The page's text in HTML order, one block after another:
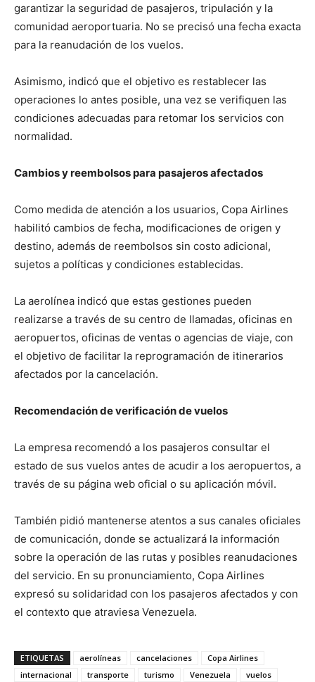
garantizar la seguridad de pasajeros, tripulación y la
comunidad aeroportuaria. No se precisó una fecha exacta
para la reanudación de los vuelos.
Asimismo, indicó que el objetivo es restablecer las
operaciones lo antes posible, una vez se verifiquen las
condiciones adecuadas para retomar los servicios con
normalidad.
Cambios y reembolsos para pasajeros afectados
Como medida de atención a los usuarios, Copa Airlines
habilitó cambios de fecha, modificaciones de origen y
destino, además de reembolsos sin costo adicional,
sujetos a políticas y condiciones establecidas.
La aerolínea indicó que estas gestiones pueden
realizarse a través de su centro de llamadas, oficinas en
aeropuertos, oficinas de ventas o agencias de viaje, con
el objetivo de facilitar la reprogramación de itinerarios
afectados por la cancelación.
Recomendación de verificación de vuelos
La empresa recomendó a los pasajeros consultar el
estado de sus vuelos antes de acudir a los aeropuertos, a
través de su página web oficial o su aplicación móvil.
También pidió mantenerse atentos a sus canales oficiales
de comunicación, donde se actualizará la información
sobre la operación de las rutas y posibles reanudaciones
del servicio. En su pronunciamiento, Copa Airlines
expresó su solidaridad con los pasajeros afectados y con
el contexto que atraviesa Venezuela.
ETIQUETAS aerolíneas cancelaciones
Copa Airlines
internacional
transporte turismo Venezuela vuelos